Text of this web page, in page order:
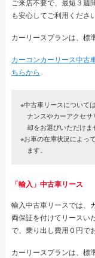
も安心してご利用くださ
カーリースプランは、標
カーコンカーリース中古
ちらから
※中古車リースについて
ナンスやカーアクセ
却をお選びいただけま
※お車の在庫状況によっ
ます。
「輸入」中古車リース
輸入中古車リースでは、
両保証を付けてリースい
で、乗り出し費用０円で
カーリースプランは、標